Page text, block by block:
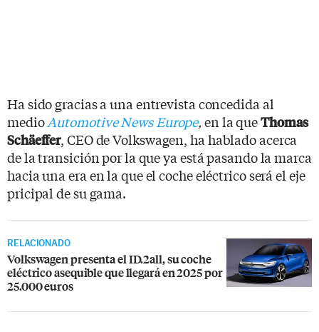
Ha sido gracias a una entrevista concedida al
medioAutomotive News Europe,en la queThomas
Schäeffer, CEO de Volkswagen, ha hablado acerca
de la transición por la que ya está pasando la marca
hacia una era en la que el coche eléctrico será el eje
pricipal de su gama.
RELACIONADO
Volkswagen presenta el ID.2all, su coche
eléctrico asequible que llegará en 2025 por
25.000 euros